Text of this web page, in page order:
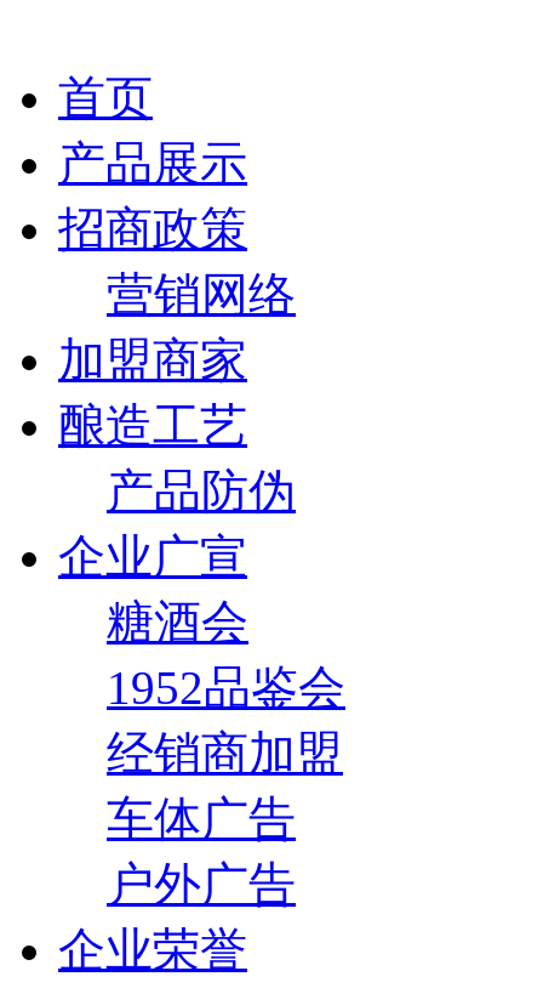
首页
产品展示
招商政策
营销网络
加盟商家
酿造工艺
产品防伪
企业广宣
糖酒会
1952品鉴会
经销商加盟
车体广告
户外广告
企业荣誉